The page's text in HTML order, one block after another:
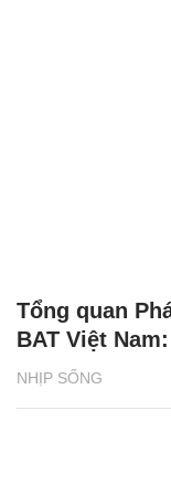
NHỊP SỐNG
Tổng quan
BAT Việt